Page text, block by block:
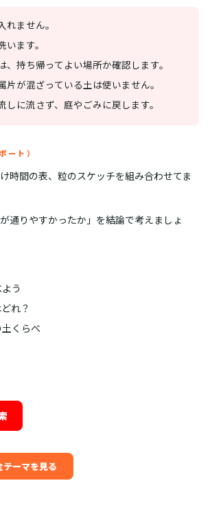
れません。
ます。
、持ち帰ってよい場所か確認します。
片が混ざっている土は使いません。
しに流さず、庭やごみに戻します。
ート）
時間の表、粒のスケッチを組み合わせてま
通りやすかったか」を結論で考えましょ
う
れ？
くらべ
ーマを見る